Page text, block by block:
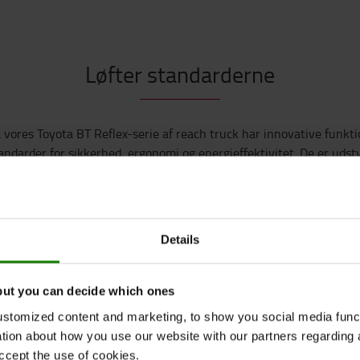
Details
you can decide which ones
content and marketing, to show you social media
about how you use our website with our partners
the use of cookies.
Løfter standarderne
Toyota BT Reflex-serie af reach truck har innovative
for sikkerhed, ergonomi og energieffektivitet. De er
Intuitiv førerkabine
nemt, sikkert og mere
og intuitiv førerkabine.